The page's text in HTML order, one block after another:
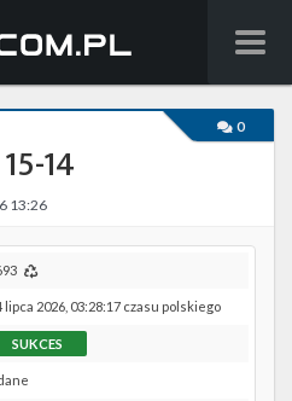
0
14
13:26
lipca 2026, 03:28:17 czasu polskiego
SUKCES